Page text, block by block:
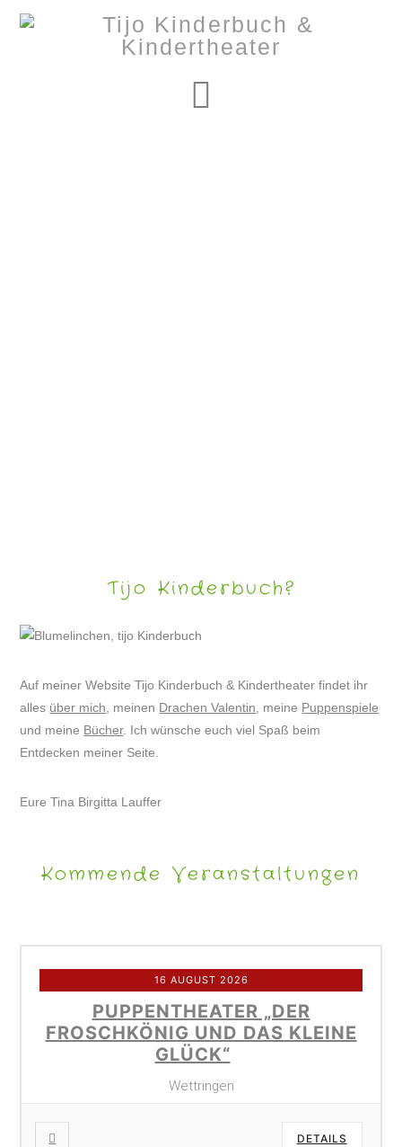
Tijo Kinderbuch?
Auf meiner Website Tijo Kinderbuch & Kindertheater findet ihr
alles über mich , meinen Drachen Valentin , meine Puppenspiele
und meine Bücher. Ich wünsche euch viel Spaß beim
Entdecken meiner Seite.
Eure Tina Birgitta Lauffer
Kommende Veranstaltungen
16 AUGUST 2026
PUPPENTHEATER „DER
FROSCHKÖNIG UND DAS KLEINE
GLÜCK“
Wettringen
DETAILS